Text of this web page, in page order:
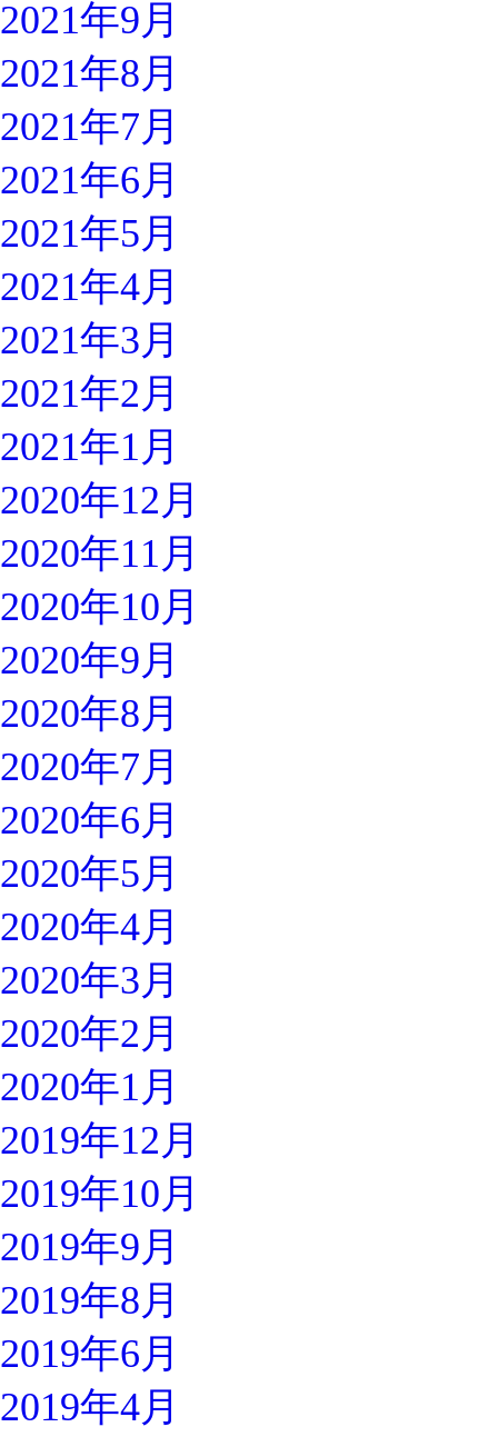
2021年9月
2021年8月
2021年7月
2021年6月
2021年5月
2021年4月
2021年3月
2021年2月
2021年1月
2020年12月
2020年11月
2020年10月
2020年9月
2020年8月
2020年7月
2020年6月
2020年5月
2020年4月
2020年3月
2020年2月
2020年1月
2019年12月
2019年10月
2019年9月
2019年8月
2019年6月
2019年4月